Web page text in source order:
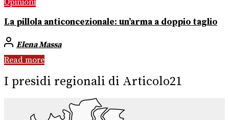
Opinioni
La pillola anticoncezionale: un’arma a doppio taglio
Elena Massa
Read more
I presidi regionali di Articolo21